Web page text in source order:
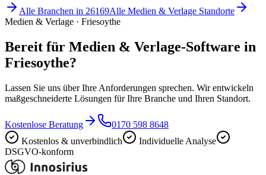
Alle Branchen in 26169Alle Medien & Verlage Standorte
Medien & Verlage · Friesoythe
Bereit für Medien & Verlage-Software in
Friesoythe?
Lassen Sie uns über Ihre Anforderungen sprechen. Wir entwickeln
maßgeschneiderte Lösungen für Ihre Branche und Ihren Standort.
Kostenlose Beratung
0170 598 8648
Kostenlos & unverbindlich
Individuelle Analyse
DSGVO-konform